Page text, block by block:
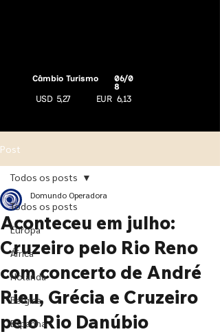
Câmbio Turismo
USD 5,27 EUR
06/0
8
6,13
Post
Todos os posts
Europa
África
Holanda
Bélgica
Espanha
Todos os posts
Aconteceu em julho:
Cruzeiro pelo Rio Reno
com concerto de André
Rieu, Grécia e Cruzeiro
pelo Rio Danúbio
Domundo Operadora